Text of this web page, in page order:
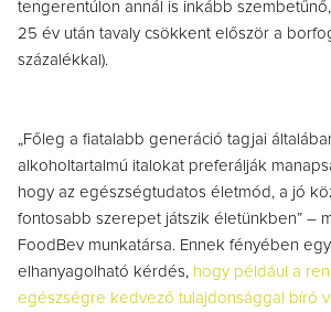
tengerentúlon annál is inkább
25 év után tavaly csökkent először a
százalékkal).
„Főleg a fiatalabb generáció tagjai
alkoholtartalmú italokat preferálják
hogy az egészségtudatos életmód, a jó
fontosabb szerepet játszik életünkben” –
FoodBev munkatársa. Ennek fényében
elhanyagolható kérdés, hogy például a
egészségre kedvező tulajdonsággal bíró